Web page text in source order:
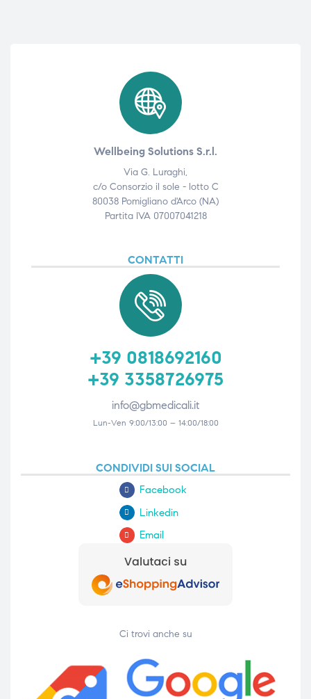
Wellbeing Solutions S.r.l.
Via G. Luraghi,
c/o Consorzio il sole - lotto C
80038 Pomigliano d'Arco (NA)
Partita IVA 07007041218
CONTATTI
+39 0818692160
+39 3358726975
info@gbmedicali.it
Lun-Ven 9:00/13:00 – 14:00/18:00
CONDIVIDI SUI SOCIAL
Facebook
Linkedin
Email
Ci trovi anche su